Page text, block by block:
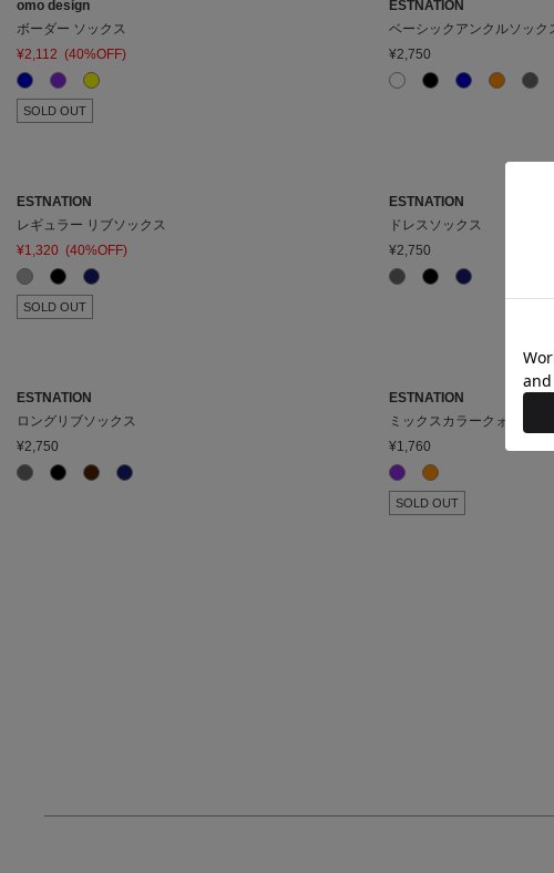
omo design
ボーダー ソックス
¥2,112 (40%OFF)
SOLD OUT
ESTNATION
ベーシックアンクルソック
¥2,750
ESTNATION
レギュラー リブソックス
¥1,320 (40%OFF)
SOLD OUT
ESTNATION
ドレスソックス
¥2,750
ESTNATION
ロングリブソックス
¥2,750
ESTNATION
ミックスカラークォーター
¥1,760
SOLD OUT